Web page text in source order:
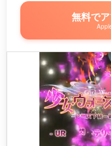
無料で